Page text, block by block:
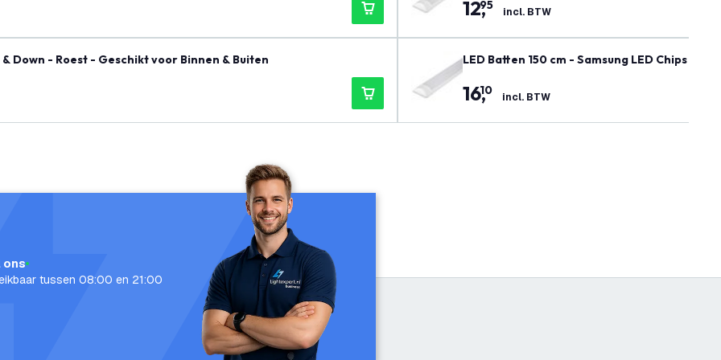
Down - Roest - Geschikt voor Binnen & Buiten
12,
95 incl. BTW
LED Batten 150 cm - Samsung LED Chips -
16,
10 incl. BTW
ons
tussen 08:00 en 21:00